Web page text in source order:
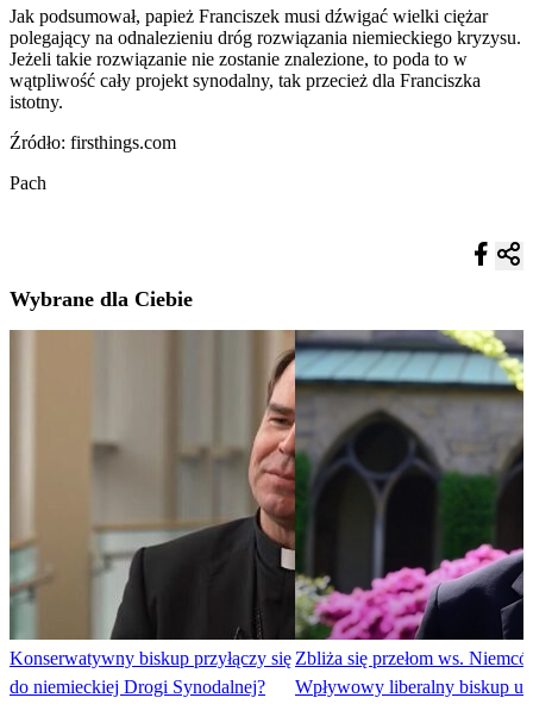
Jak podsumował, papież Franciszek musi dźwigać wielki ciężar
polegający na odnalezieniu dróg rozwiązania niemieckiego kryzysu.
Jeżeli takie rozwiązanie nie zostanie znalezione, to poda to w
wątpliwość cały projekt synodalny, tak przecież dla Franciszka
istotny.
Źródło: firsthings.com
Pach
Wybrane dla Ciebie
Konserwatywny biskup przyłączy się
do niemieckiej Drogi Synodalnej?
Zbliża się przełom ws.
Wpływowy liberalny biskup u